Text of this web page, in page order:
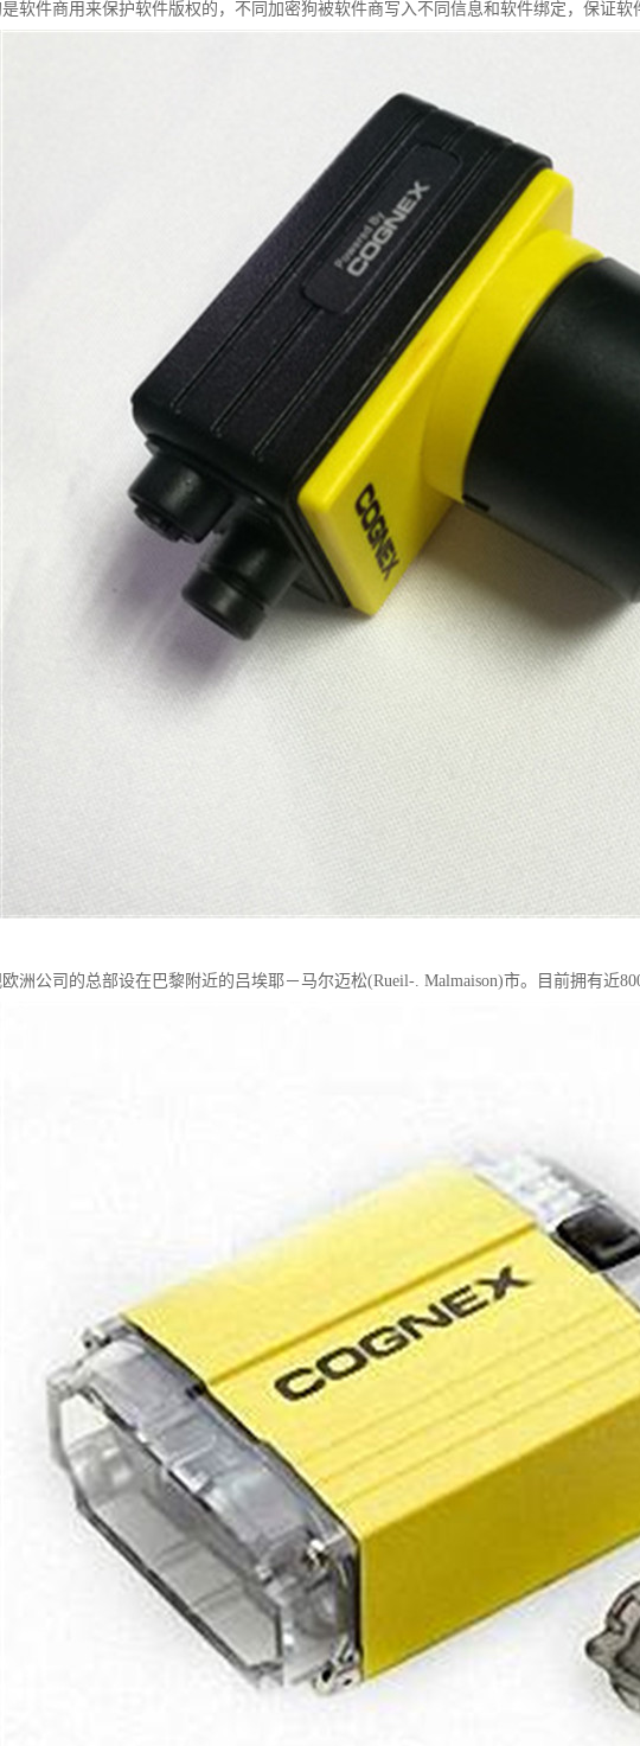
软件商用来保护软件版权的，不同加密狗被软件商写入不同信息和软件绑定，保证软
洲公司的总部设在巴黎附近的吕埃耶－马尔迈松(Rueil-. Malmaison)市。目前拥有近